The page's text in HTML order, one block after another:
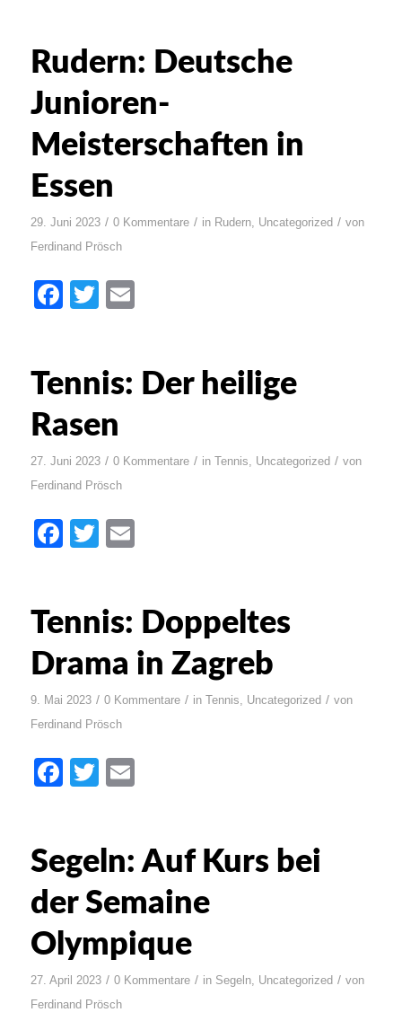
Rudern: Deutsche
Junioren-
Meisterschaften in
Essen
29. Juni 2023 / 0 Kommentare / in Rudern, Uncategorized / von
Ferdinand Prösch
Facebook
Twitter
Tennis: Der heilige
Rasen
27. Juni 2023 / 0 Kommentare / in Tennis, Uncategorized / von
Ferdinand Prösch
Facebook
Twitter
Tennis: Doppeltes
Drama in Zagreb
9. Mai 2023 / 0 Kommentare / in Tennis, Uncategorized / von
Ferdinand Prösch
Facebook
Twitter
Segeln: Auf Kurs bei
der Semaine
Olympique
27. April 2023 / 0 Kommentare / in Segeln, Uncategorized / von
Ferdinand Prösch